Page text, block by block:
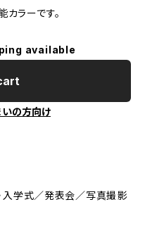
ラーです。
available
の方向け
入学式／発表会／写真撮影